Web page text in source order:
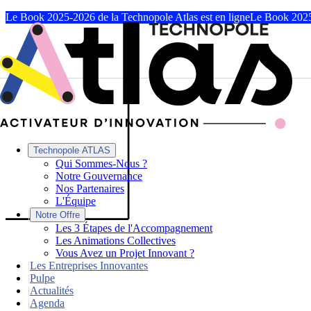
Le Book 2025-2026 de la Technopole Atlas est en ligneLe Book
Technopole ATLAS
Qui Sommes-Nous ?
Notre Gouvernance
Nos Partenaires
L'Équipe
|
Notre Offre
Les 3 Étapes de l'Accompagnement
Les Animations Collectives
Vous Avez un Projet Innovant ?
|Les Entreprises Innovantes
|Pulpe
|Actualités
|Agenda